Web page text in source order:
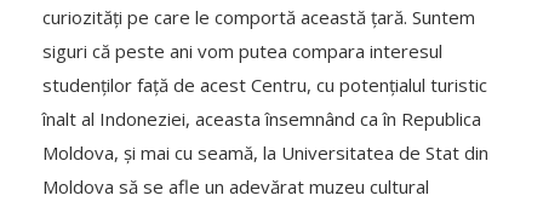
curiozități pe care le comportă această țară. Suntem
siguri că peste ani vom putea compara interesul
studenților față de acest Centru, cu potențialul turistic
înalt al Indoneziei, aceasta însemnând ca în Republica
Moldova, și mai cu seamă, la Universitatea de Stat din
Moldova să se afle un adevărat muzeu cultural